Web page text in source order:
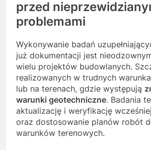
przed
problemami
Wykonywanie badań
już dokumentacji jest
wielu projektów budowlanych.
realizowanych w trudnych
lub na terenach, gdzie występują
warunki geotechniczne. Badania
aktualizację i weryfikację
oraz dostosowanie planów robót
warunków terenowych.